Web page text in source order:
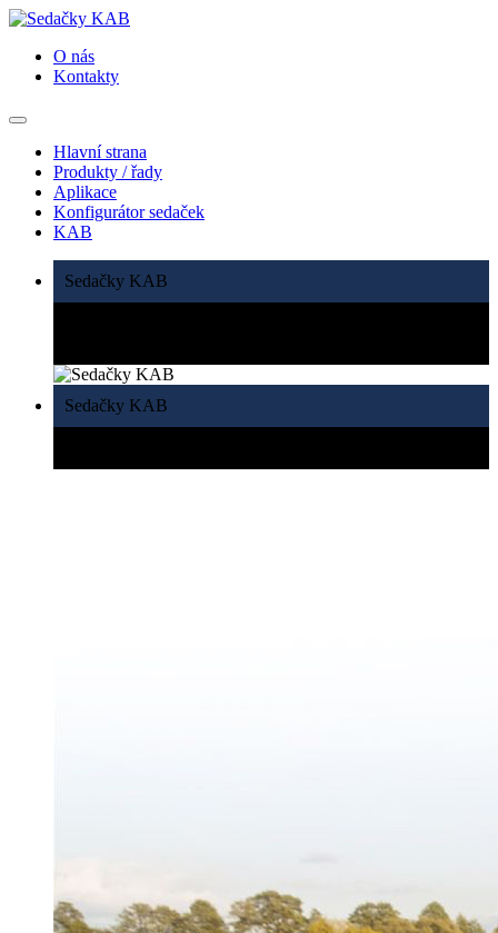
O nás
Kontakty
Hlavní strana
Produkty / řady
Aplikace
Konfigurátor sedaček
KAB
Sedačky KAB
Sedačky KAB